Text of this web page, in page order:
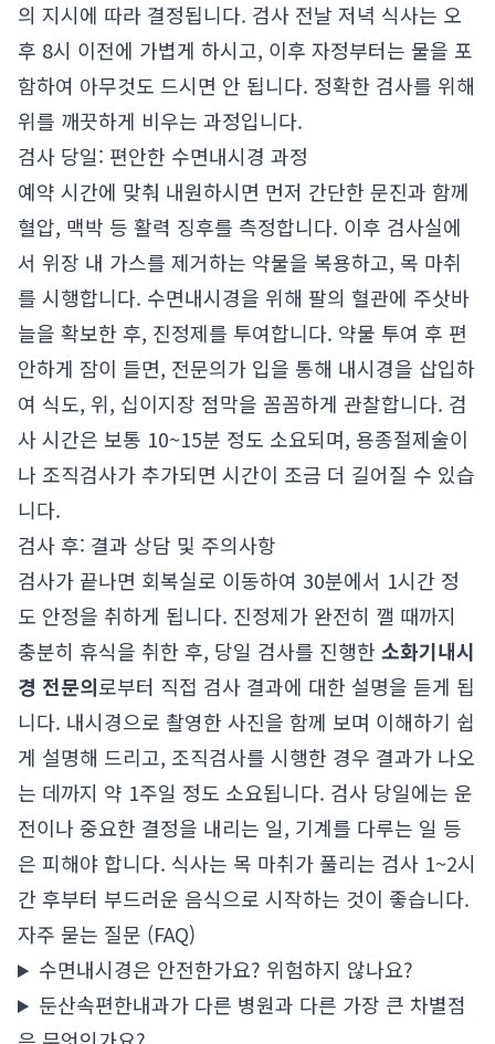
의 지시에 따라 결정됩니다. 검사 전날 저녁 식사는 오
후 8시 이전에 가볍게 하시고, 이후 자정부터는 물을 포
함하여 아무것도 드시면 안 됩니다. 정확한 검사를 위해
위를 깨끗하게 비우는 과정입니다.
검사 당일: 편안한 수면내시경 과정
예약 시간에 맞춰 내원하시면 먼저 간단한 문진과 함께
혈압, 맥박 등 활력 징후를 측정합니다. 이후 검사실에
서 위장 내 가스를 제거하는 약물을 복용하고, 목 마취
를 시행합니다. 수면내시경을 위해 팔의 혈관에 주삿바
늘을 확보한 후, 진정제를 투여합니다. 약물 투여 후 편
안하게 잠이 들면, 전문의가 입을 통해 내시경을 삽입하
여 식도, 위, 십이지장 점막을 꼼꼼하게 관찰합니다. 검
사 시간은 보통 10~15분 정도 소요되며, 용종절제술이
나 조직검사가 추가되면 시간이 조금 더 길어질 수 있습
니다.
검사 후: 결과 상담 및 주의사항
검사가 끝나면 회복실로 이동하여 30분에서 1시간 정
도 안정을 취하게 됩니다. 진정제가 완전히 깰 때까지
충분히 휴식을 취한 후, 당일 검사를 진행한 소화기내시
경 전문의로부터 직접 검사 결과에 대한 설명을 듣게 됩
니다. 내시경으로 촬영한 사진을 함께 보며 이해하기 쉽
게 설명해 드리고, 조직검사를 시행한 경우 결과가 나오
는 데까지 약 1주일 정도 소요됩니다. 검사 당일에는 운
전이나 중요한 결정을 내리는 일, 기계를 다루는 일 등
은 피해야 합니다. 식사는 목 마취가 풀리는 검사 1~2시
간 후부터 부드러운 음식으로 시작하는 것이 좋습니다.
자주 묻는 질문 (FAQ)
수면내시경은 안전한가요? 위험하지 않나요?
둔산속편한내과가 다른 병원과 다른 가장 큰 차별점